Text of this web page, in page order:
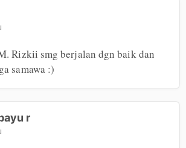
Rizkii smg berjalan dgn baik dan
samawa :)
r